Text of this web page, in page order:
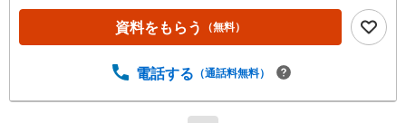
資料をもらう （無料）
電話する （通話料無料）